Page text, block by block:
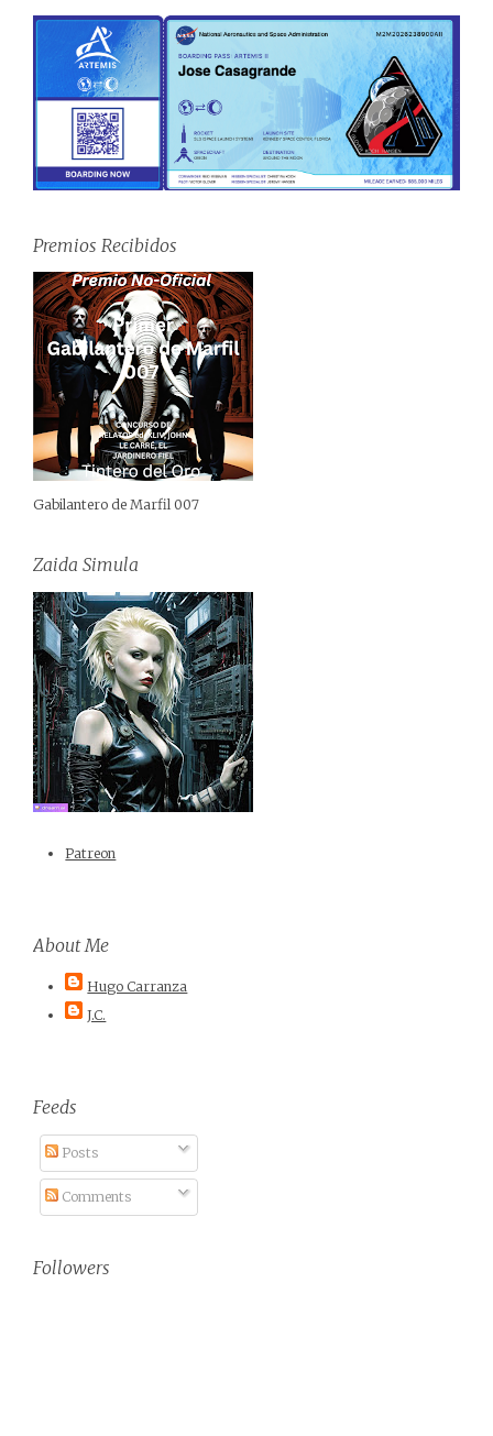
Premios Recibidos
Gabilantero de Marfil 007
Zaida Simula
Patreon
About Me
Hugo Carranza
J.C.
Feeds
Posts
Comments
Followers